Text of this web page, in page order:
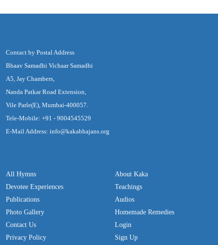
Contact by Postal Address
Bhaav Samadhi Vichaar Samadhi
A5, Jay Chambers,
Nanda Patkar Road Extension,
Vile Parle(E), Mumbai-400057.
Tele-Mobile: +91 - 9004545529
E-Mail Address: info@kakabhajans.org
All Hymns
Devotee Experiences
Publications
Photo Gallery
Contact Us
Privacy Policy
About Kaka
Teachings
Audios
Homemade Remedies
Login
Sign Up